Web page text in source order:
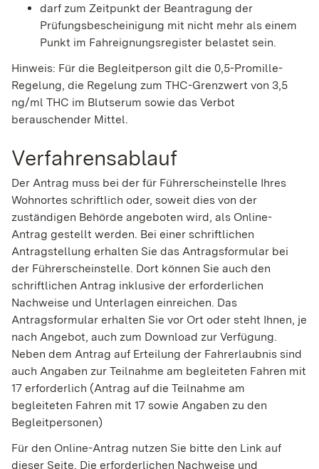
darf zum Zeitpunkt der Beantragung der
Prüfungsbescheinigung mit nicht mehr als einem
Punkt im Fahreignungsregister belastet sein.
Hinweis: Für die Begleitperson gilt die 0,5-Promille-
Regelung, die Regelung zum THC-Grenzwert von 3,5
ng/ml THC im Blutserum sowie das Verbot
berauschender Mittel.
Verfahrensablauf
Der Antrag muss bei der für Führerscheinstelle Ihres
Wohnortes schriftlich oder, soweit dies von der
zuständigen Behörde angeboten wird, als Online-
Antrag gestellt werden. Bei einer schriftlichen
Antragstellung erhalten Sie das Antragsformular bei
der Führerscheinstelle. Dort können Sie auch den
schriftlichen Antrag inklusive der erforderlichen
Nachweise und Unterlagen einreichen. Das
Antragsformular erhalten Sie vor Ort oder steht Ihnen, je
nach Angebot, auch zum Download zur Verfügung.
Neben dem Antrag auf Erteilung der Fahrerlaubnis sind
auch Angaben zur Teilnahme am begleiteten Fahren mit
17 erforderlich (Antrag auf die Teilnahme am
begleiteten Fahren mit 17 sowie Angaben zu den
Begleitpersonen)
Für den Online-Antrag nutzen Sie bitte den Link auf
dieser Seite. Die erforderlichen Nachweise und